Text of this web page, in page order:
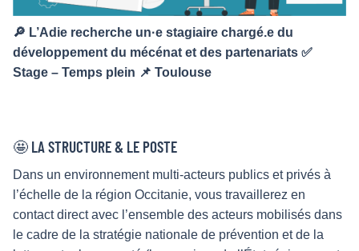
🔎 L’Adie recherche un·e stagiaire chargé.e du
développement du mécénat et des partenariats ✅
Stage – Temps plein 📌 Toulouse
🤩 LA STRUCTURE & LE POSTE
Dans un environnement multi-acteurs publics et privés à
l’échelle de la région Occitanie, vous travaillerez en
contact direct avec l’ensemble des acteurs mobilisés dans
le cadre de la stratégie nationale de prévention et de la